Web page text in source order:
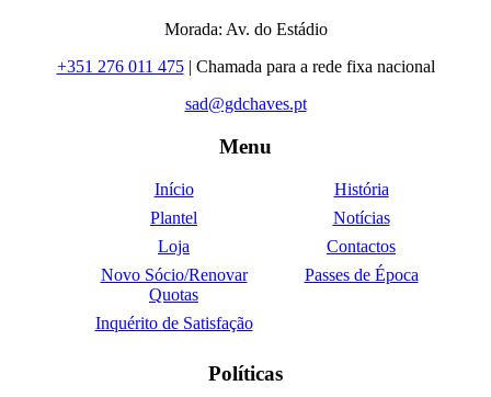
Morada: Av. do Estádio
+351 276 011 475| Chamada para a rede fixa nacional
sad@gdchaves.pt
Menu
Início
História
Plantel
Notícias
Loja
Contactos
Novo Sócio/Renovar
Quotas
Passes de Época
Inquérito de Satisfação
Políticas